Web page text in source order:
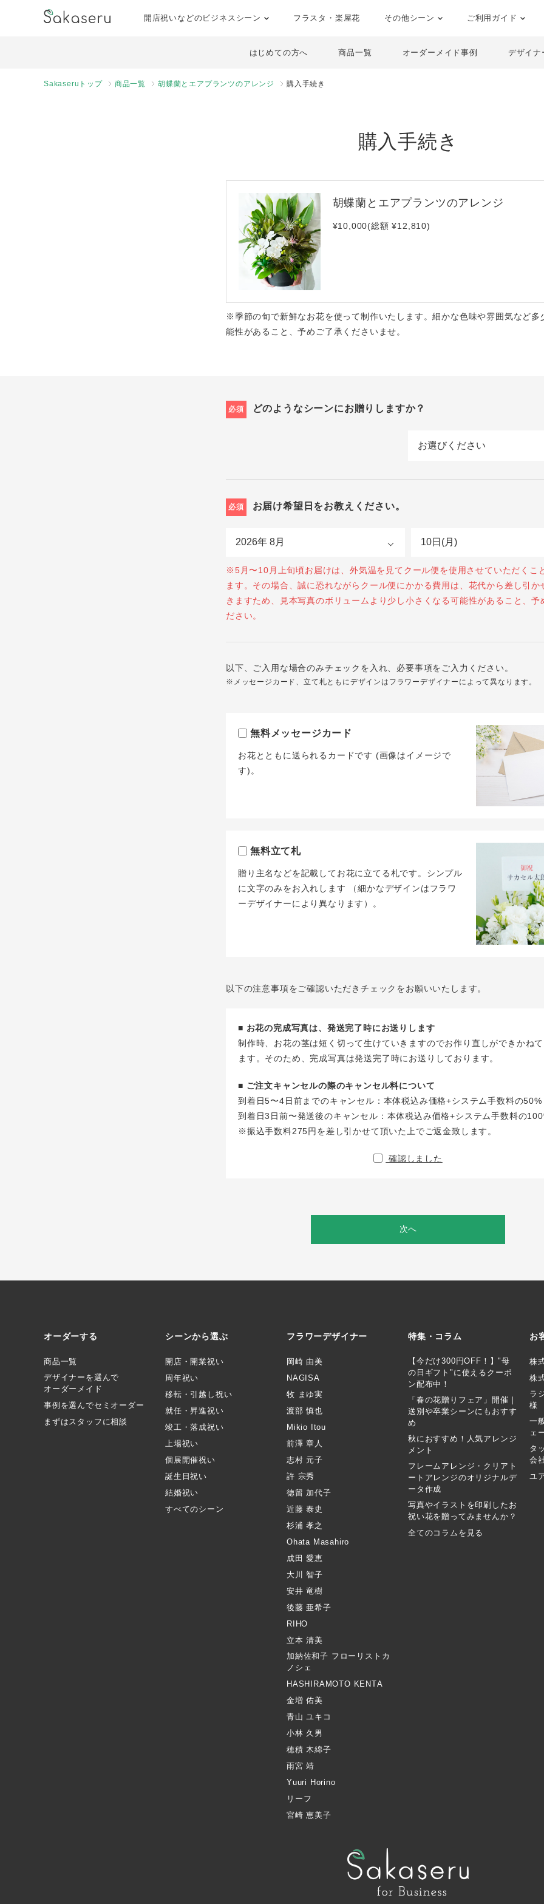
開店祝いなどのビジネスシーン フラスタ・楽屋花 その他シーン ご利用ガイド
はじめての方へ 商品一覧 オーダーメイド事例 デザイナ
Sakaseruトップ 商品一覧 胡蝶蘭とエアプランツのアレンジ 購入手続き
購入手続き
胡蝶蘭とエアプランツのアレンジ
¥10,000(総額 ¥12,810)
※季節の旬で新鮮なお花を使って制作いたします。細かな色味や雰囲気など多
能性があること、予めご了承くださいませ。
必須 どのようなシーンにお贈りしますか？
必須 お届け希望日をお教えください。
※5月〜10月上旬頃お届けは、外気温を見てクール便を使用させていただくこ
ます。その場合、誠に恐れながらクール便にかかる費用は、花代から差し引か
きますため、見本写真のボリュームより少し小さくなる可能性があること、予
ださい。
以下、ご入用な場合のみチェックを入れ、必要事項をご入力ください。
※メッセージカード、立て札ともにデザインはフラワーデザイナーによって異なります。
無料メッセージカード
お花とともに送られるカードです (画像はイメージで
す)。
無料立て札
贈り主名などを記載してお花に立てる札です。シンプル
に文字のみをお入れします （細かなデザインはフラワ
ーデザイナーにより異なります）。
以下の注意事項をご確認いただきチェックをお願いいたします。
■ お花の完成写真は、発送完了時にお送りします
制作時、お花の茎は短く切って生けていきますのでお作り直しができかね
ます。そのため、完成写真は発送完了時にお送りしております。
■ ご注文キャンセルの際のキャンセル料について
到着日5〜4日前までのキャンセル：本体税込み価格+システム手数料の50%
到着日3日前〜発送後のキャンセル：本体税込み価格+システム手数料の
※振込手数料275円を差し引かせて頂いた上でご返金致します。
確認しました
次へ
オーダーする
商品一覧
デザイナーを選んで
オーダーメイド
事例を選んでセミオーダー
まずはスタッフに相談
シーンから選ぶ
開店・開業祝い
周年祝い
移転・引越し祝い
就任・昇進祝い
竣工・落成祝い
上場祝い
個展開催祝い
誕生日祝い
結婚祝い
すべてのシーン
フラワーデザイナー
岡崎 由美
NAGISA
牧 まゆ実
渡部 慎也
Mikio Itou
前澤 章人
志村 元子
許 宗秀
徳留 加代子
近藤 泰史
杉浦 孝之
Ohata Masahiro
成田 愛恵
大川 智子
安井 竜樹
後藤 亜希子
RIHO
立本 清美
加納佐和子 フローリストカ
ノシェ
HASHIRAMOTO KENTA
金増 佑美
青山 ユキコ
小林 久男
穂積 木綿子
雨宮 靖
Yuuri Horino
リーフ
宮崎 恵美子
特集・コラム
【今だけ300円OFF！】"母
の日ギフト"に使えるクーポ
ン配布中！
「春の花贈りフェア」開催｜
送別や卒業シーンにもおすす
め
秋におすすめ！人気アレンジ
メント
フレームアレンジ・クリアト
ートアレンジのオリジナルデ
ータ作成
写真やイラストを印刷したお
祝い花を贈ってみませんか？
全てのコラムを見る
お
株
株
ラ
様
一
ェ
タ
会
ユ